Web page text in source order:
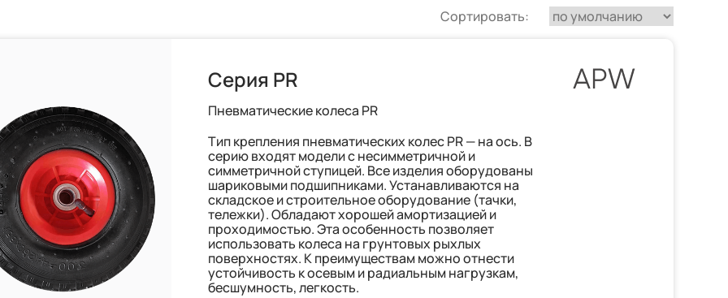
Сортировать:
Серия PR
Пневматические колеса PR
Тип крепления пневматических колес PR — на ось. В
серию входят модели с несимметричной и
симметричной ступицей. Все изделия оборудованы
шариковыми подшипниками. Устанавливаются на
складское и строительное оборудование (тачки,
тележки). Обладают хорошей амортизацией и
проходимостью. Эта особенность позволяет
использовать колеса на грунтовых рыхлых
поверхностях. К преимуществам можно отнести
устойчивость к осевым и радиальным нагрузкам,
бесшумность, легкость.